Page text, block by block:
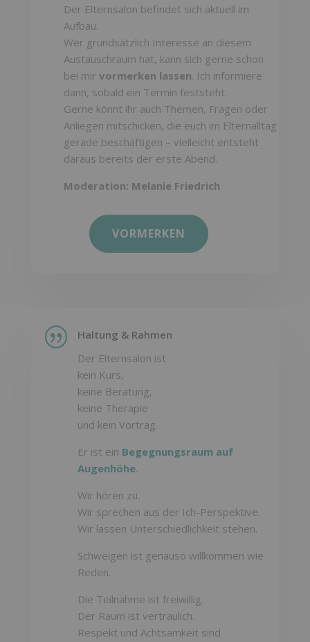
Der Elternsalon befindet sich aktuell im
Aufbau.
Wer grundsätzlich Interesse an diesem
Austauschraum hat, kann sich gerne schon
bei mir vormerken lassen. Ich informiere
dann, sobald ein Termin feststeht.
Gerne könnt ihr auch Themen, Fragen oder
Anliegen mitschicken, die euch im Elternalltag
gerade beschäftigen – vielleicht entsteht
daraus bereits der erste Abend.
Moderation: Melanie Friedrich
VORMERKEN
|
Haltung & Rahmen
Der Elternsalon ist
kein Kurs,
keine Beratung,
keine Therapie
und kein Vortrag.
Er ist ein Begegnungsraum auf
Augenhöhe.
Wir hören zu.
Wir sprechen aus der Ich-Perspektive.
Wir lassen Unterschiedlichkeit stehen.
Schweigen ist genauso willkommen wie
Reden.
Die Teilnahme ist freiwillig.
Der Raum ist vertraulich.
Respekt und Achtsamkeit sind